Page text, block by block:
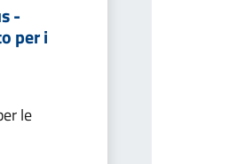
-
per i
le